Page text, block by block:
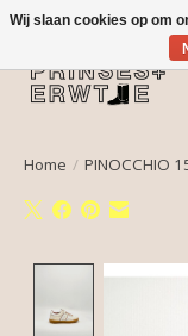
Home / PINOCCHIO
Product
Wij slaan cookies op om